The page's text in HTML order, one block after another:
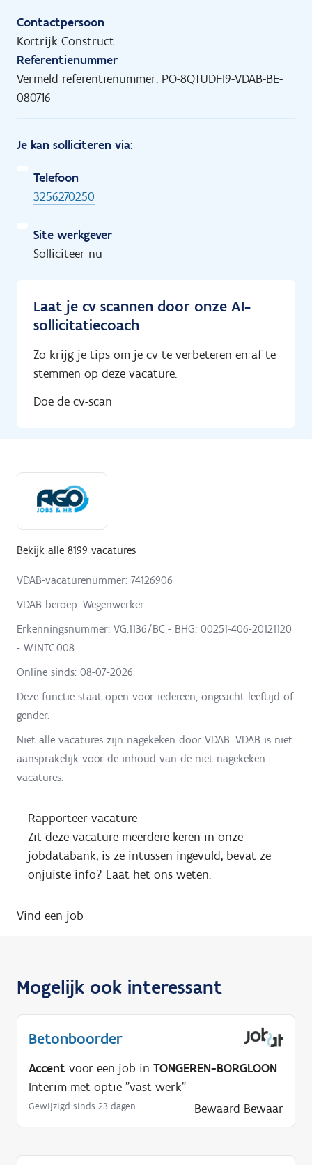
Contactpersoon
Kortrijk Construct
Referentienummer
Vermeld referentienummer: PO-8QTUDFI9-VDAB-BE-
080716
Je kan solliciteren via:
Telefoon
3256270250
Site werkgever
Solliciteer nu
Laat je cv scannen door onze AI-
sollicitatiecoach
Zo krijg je tips om je cv te verbeteren en af te
stemmen op deze vacature.
Doe de cv-scan
Bekijk alle 8199 vacatures
VDAB-vacaturenummer: 74126906
VDAB-beroep: Wegenwerker
Erkenningsnummer: VG.1136/BC - BHG: 00251-406-20121120
- W.INTC.008
Online sinds: 08-07-2026
Deze functie staat open voor iedereen, ongeacht leeftijd of
gender.
Niet alle vacatures zijn nagekeken door VDAB. VDAB is niet
aansprakelijk voor de inhoud van de niet-nagekeken
vacatures.
Rapporteer vacature
Zit deze vacature meerdere keren in onze
jobdatabank, is ze intussen ingevuld, bevat ze
onjuiste info? Laat het ons weten.
Vind een job
Mogelijk ook interessant
Betonboorder
Accent voor een job in TONGEREN-BORGLOON
Interim met optie "vast werk"
Gewijzigd sinds 23 dagen Bewaard Bewaar